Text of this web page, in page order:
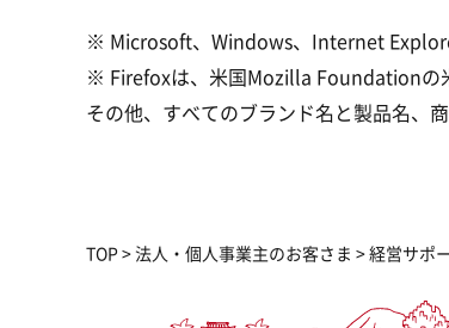
※ Microsoft、Windows、Internet
※ Firefoxは、米国Mozilla Foundationの
その他、すべてのブランド名と製品名、
TOP >法人・個人事業主のお客さま >経営サポ